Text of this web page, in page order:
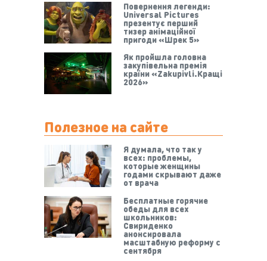
Повернення легенди:
Universal Pictures
презентує перший
тизер анімаційної
пригоди «Шрек 5»
Як пройшла головна
закупівельна премія
країни «Zakupivli.Кращі
2026»
Полезное на сайте
Я думала, что так у
всех: проблемы,
которые женщины
годами скрывают даже
от врача
Бесплатные горячие
обеды для всех
школьников:
Свириденко
анонсировала
масштабную реформу с
сентября